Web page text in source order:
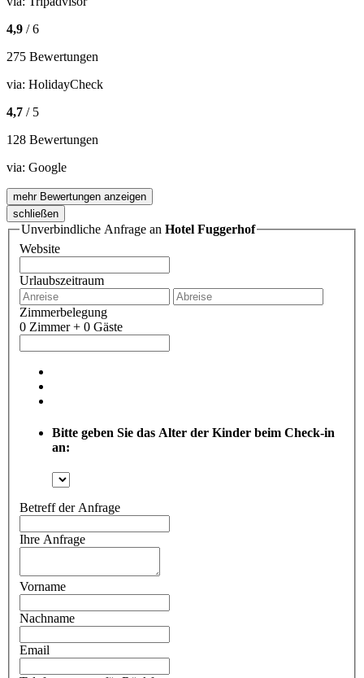
4,9 / 6
275 Bewertungen
via: HolidayCheck
4,7 / 5
128 Bewertungen
via: Google
mehr Bewertungen anzeigen
schließen
Unverbindliche Anfrage an Hotel Fuggerhof
Website
Urlaubszeitraum
Zimmerbelegung
0 Zimmer + 0 Gäste
Bitte geben Sie das Alter der Kinder beim Check-in
an:
Betreff der Anfrage
Ihre Anfrage
Vorname
Nachname
Email